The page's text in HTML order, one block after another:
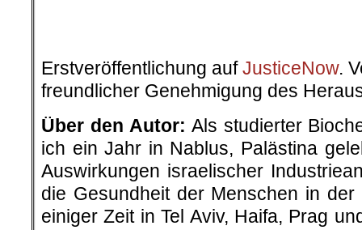
Erstveröffentlichung aufJusticeNow.
freundlicher Genehmigung des
Über den Autor: Als studierter
ich ein Jahr in Nablus, Palästina
Auswirkungen israelischer
die Gesundheit der Menschen in
einiger Zeit in Tel Aviv, Haifa, Prag